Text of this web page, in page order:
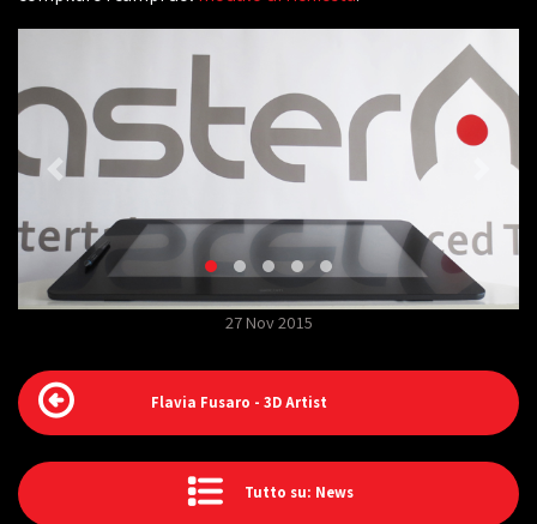
27 Nov 2015
Flavia Fusaro - 3D Artist
Tutto su: News